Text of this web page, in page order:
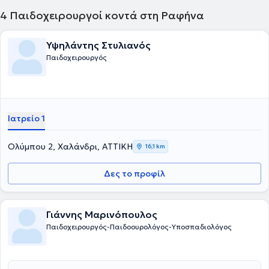
4 Παιδοχειρουργοί κοντά στη Ραφήνα
Υψηλάντης Στυλιανός
Παιδοχειρουργός
Ιατρείο 1
Ολύμπου 2, Χαλάνδρι, ΑΤΤΙΚΗ 16,1 km
Δες το προφίλ
Γιάννης Μαρινόπουλος
Παιδοχειρουργός-Παιδοουρολόγος-Υποσπαδιολόγος